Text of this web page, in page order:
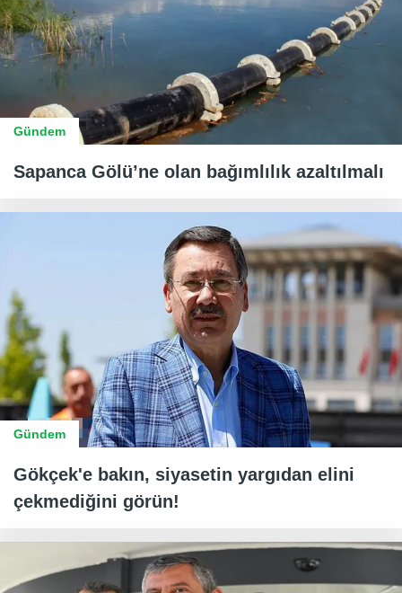
Gündem
Sapanca Gölü’ne olan bağımlılık azaltılmalı
Gündem
Gökçek'e bakın, siyasetin yargıdan elini
çekmediğini görün!